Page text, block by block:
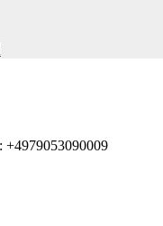
+4979053090009